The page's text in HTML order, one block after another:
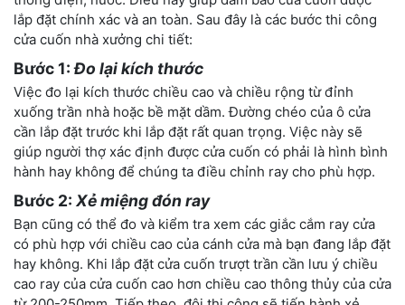
lắp đặt chính xác và an toàn. Sau đây là các bước thi công
cửa cuốn nhà xưởng chi tiết:
Bước 1:Đo lại kích thước
Việc đo lại kích thước chiều cao và chiều rộng từ đỉnh
xuống trần nhà hoặc bề mặt dầm. Đường chéo của ô cửa
cần lắp đặt trước khi lắp đặt rất quan trọng. Việc này sẽ
giúp người thợ xác định được cửa cuốn có phải là hình bình
hành hay không để chúng ta điều chỉnh ray cho phù hợp.
Bước 2: Xẻ miệng đón ray
Bạn cũng có thể đo và kiểm tra xem các giắc cắm ray cửa
có phù hợp với chiều cao của cánh cửa mà bạn đang lắp đặt
hay không. Khi lắp đặt cửa cuốn trượt trần cần lưu ý chiều
cao ray của cửa cuốn cao hơn chiều cao thông thủy của cửa